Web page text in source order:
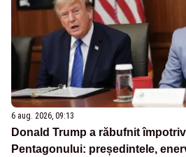
6 aug. 2026, 09:13
Donald Trump a răbufnit
Pentagonului: președintele,